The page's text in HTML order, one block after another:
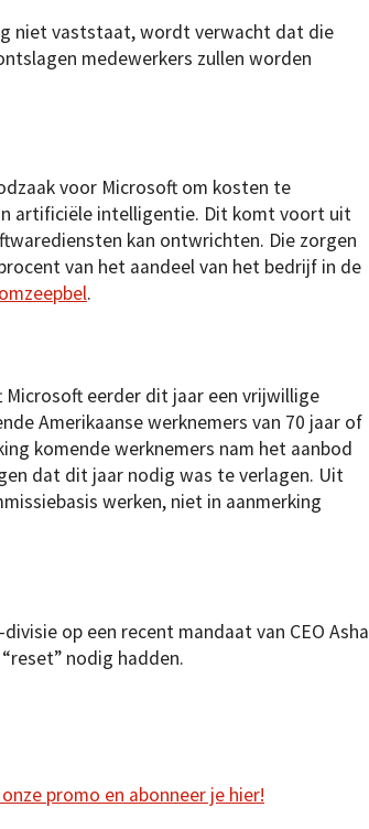
niet vaststaat, wordt verwacht dat die
medewerkers zullen worden
voor Microsoft om kosten te
artificiële intelligentie. Dit komt voort uit
kan ontwrichten. Die zorgen
van het aandeel van het bedrijf in de
.
Microsoft eerder dit jaar een vrijwillige
Amerikaanse werknemers van 70 jaar of
komende werknemers nam het aanbod
dat dit jaar nodig was te verlagen. Uit
werken, niet in aanmerking
op een recent mandaat van CEO Asha
nodig hadden.
promo en abonneer je hier!